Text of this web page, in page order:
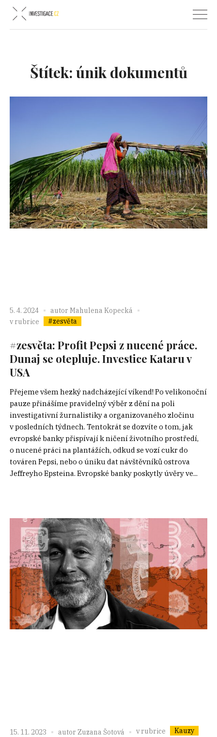
Štítek: únik dokumentů
5. 4. 2024 autor Mahulena Kopecká
v rubrice
#zesvěta
#zesvěta: Profit Pepsi z nucené práce.
Dunaj se otepluje. Investice Kataru v
USA
Přejeme všem hezký nadcházející víkend! Po velikonoční
pauze přinášíme pravidelný výběr z dění na poli
investigativní žurnalistiky a organizovaného zločinu
v posledních týdnech. Tentokrát se dozvíte o tom, jak
evropské banky přispívají k ničení životního prostředí,
o nucené práci na plantážích, odkud se vozí cukr do
továren Pepsi, nebo o úniku dat návštěvníků ostrova
Jeffreyho Epsteina. Evropské banky poskytly úvěry ve...
15. 11. 2023 autor Zuzana Šotová v rubrice Kauzy